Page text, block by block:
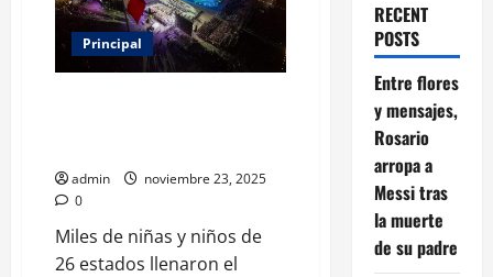
Principal
admin
noviembre 23, 2025
0
Miles de niñas y niños de
26 estados llenaron el
RECENT
POSTS
Entre flores
y mensajes,
Rosario
arropa a
Messi tras
la muerte
de su padre